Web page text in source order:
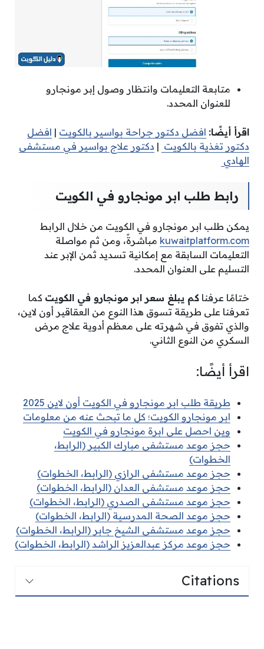
متابعة التعليمات وانتظار وصول إبر مونجارو
للعنوان المحدد.
اقرأ أيضًا: افضل دكتور جراحة بواسير بالكويت | افضل
دكتور تغذية بالكويت | دكتور علاج بواسير في مستشفى
الهادي
رابط طلب ابر مونجارو في الكويت
يمكن طلب ابر مونجارو في الكويت من خلال الرابط
kuwaitplatform.com مباشرةً، ومن ثم مواصلة
التعليمات السابقة مع إمكانية تسديد ثمن الإبر عند
التسليم على العنوان المحدد.
ختامًا عرفنا كم يبلغ سعر ابر مونجارو في الكويت كما
تعرفنا على طريقة تسوق هذا النوع من العقاقير أون لاين،
والذي تفوق في شهرته على معظم أدوية علاج مرض
السكري من النوع الثاني.
اقرأ أيضًا:
طريقة طلب ابر مونجارو في الكويت أون لاين 2025
ابر مونجارو الكويت؛ كل ما تبحث عنه من معلومات
وين احصل على ابرة مونجارو في الكويت
حجز موعد مستشفى مبارك الكبير (الرابط،
الخطوات)
حجز موعد مستشفى الرازي (الرابط، الخطوات)
حجز موعد مستشفى العدان (الرابط، الخطوات)
حجز موعد مستشفى الصدري (الرابط، الخطوات)
حجز موعد الصحة المدرسية (الرابط، الخطوات)
حجز موعد مستشفى الشيخ جابر (الرابط، الخطوات)
حجز موعد مركز عبدالعزيز الراشد (الرابط، الخطوات)
Citations